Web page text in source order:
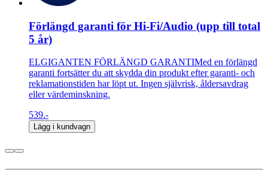
Förlängd garanti för Hi-Fi/Audio (upp till total
5 år)
ELGIGANTEN FÖRLÄNGD GARANTIMed en förlängd
garanti fortsätter du att skydda din produkt efter garanti- och
reklamationstiden har löpt ut. Ingen självrisk, åldersavdrag
eller värdeminskning.
539.-
Lägg i kundvagn